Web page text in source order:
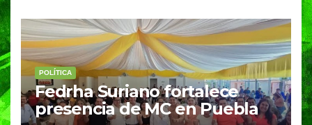
POLÍTICA
Fedrha Suriano fortalece
presencia de MC en Puebla